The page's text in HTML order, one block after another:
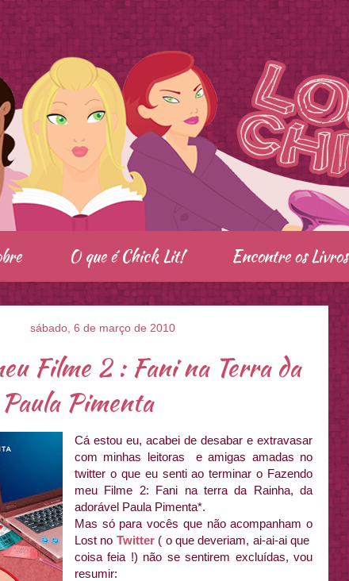
O que é Chick Lit! Encontre os Livros
sábado, 6 de março de 2010
Filme 2 : Fani na Terra da
Pimenta
Cá estou eu, acabei de desabar e extravasar
com minhas leitoras e amigas amadas no
twitter o que eu senti ao terminar o Fazendo
meu Filme 2: Fani na terra da Rainha, da
adorável Paula Pimenta*.
Mas só para vocês que não acompanham o
Lost no Twitter ( o que deveriam, ai-ai-ai que
coisa feia !) não se sentirem excluídas, vou
resumir: